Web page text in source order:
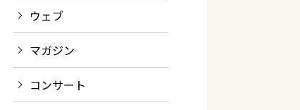
ウェブ
マガジン
コンサート